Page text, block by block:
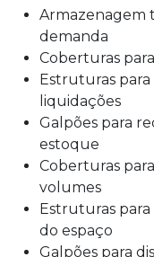
Armazenagem
demanda
Coberturas
Estruturas para
liquidações
Galpões para
estoque
Coberturas
volumes
Estruturas
do espaço
Galpões para